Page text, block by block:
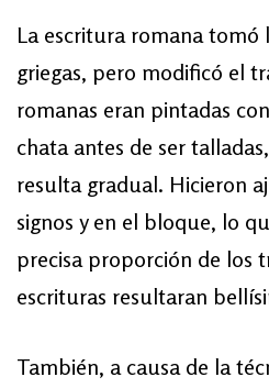
La escritura romana tomó
griegas, pero modificó el
romanas eran pintadas
chata antes de ser
resulta gradual. Hicieron
signos y en el bloque, lo
precisa proporción de los
escrituras resultaran
También, a causa de la